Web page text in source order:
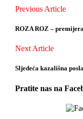
Posts
navigation
Previous Article
ROZA ROZ –
Next ArticleNext
Sljedeća kazališna
Pratite nas na